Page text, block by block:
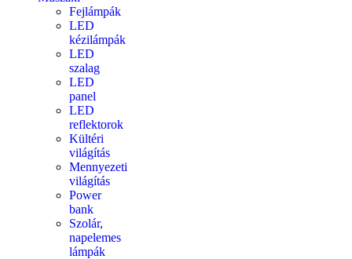
Fejlámpák
LED
kézilámpák
LED
szalag
LED
panel
LED
reflektorok
Kültéri
világítás
Mennyezeti
világítás
Power
bank
Szolár,
napelemes
lámpák